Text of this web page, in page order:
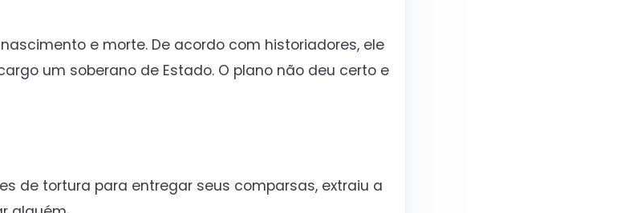
e morte. De acordo com historiadores, ele
um soberano de Estado. O plano não deu certo e
de tortura para entregar seus comparsas, extraiu a